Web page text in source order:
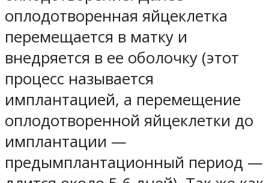
оплодотворенная яйцеклетка
перемещается в матку и
внедряется в ее оболочку (этот
процесс называется
имплантацией, а перемещение
оплодотворенной яйцеклетки до
имплантации —
предымплантационный период —